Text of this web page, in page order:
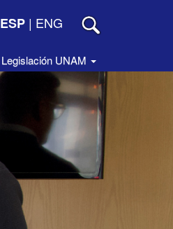
ESP | ENG
Legislación UNAM